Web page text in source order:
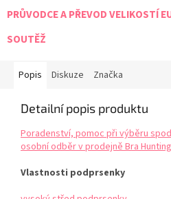
PRŮVODCE A PŘEVOD VELIKOSTÍ
SOUTĚŽ
Popis Diskuze Značka
Detailní popis produktu
Poradenství, pomoc při výběru
osobní odběr v prodejně Bra
Vlastnosti podprsenky